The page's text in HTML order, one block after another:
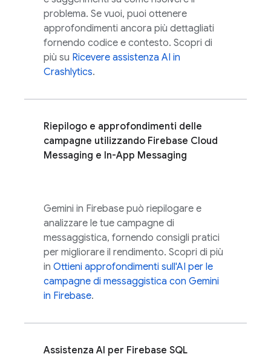
problema. Se vuoi, puoi ottenere
approfondimenti ancora più dettagliati
fornendo codice e contesto. Scopri di
più su Ricevere assistenza AI in
Crashlytics.
Riepilogo e approfondimenti delle
campagne utilizzando Firebase Cloud
Messaging e In-App Messaging
Gemini in Firebase può riepilogare e
analizzare le tue campagne di
messaggistica, fornendo consigli pratici
per migliorare il rendimento. Scopri di più
in Ottieni approfondimenti sull'AI per le
campagne di messaggistica con Gemini
in Firebase.
Assistenza AI per Firebase SQL